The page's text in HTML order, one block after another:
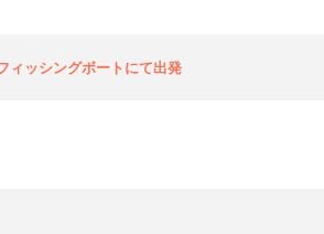
ィッシングボートにて出発